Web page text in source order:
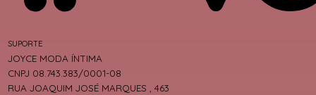
SUPORTE
JOYCE MODA ÍNTIMA
CNPJ 08.743.383/0001-08
RUA JOAQUIM JOSÉ MARQUES , 463